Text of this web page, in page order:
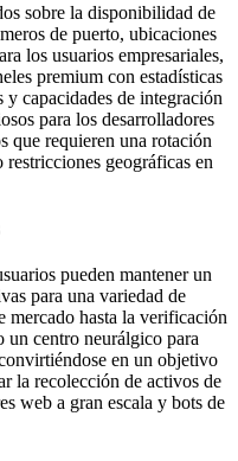
sobre la disponibilidad de
de puerto, ubicaciones
los usuarios empresariales,
premium con estadísticas
y capacidades de integración
para los desarrolladores
que requieren una rotación
geográficas en
pueden mantener un
para una variedad de
mercado hasta la verificación
centro neurálgico para
en un objetivo
la recolección de activos de
web a gran escala y bots de